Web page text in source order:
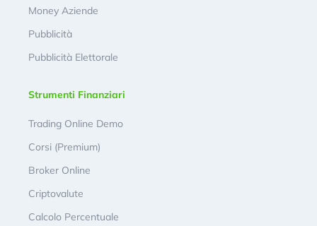
Money Aziende
Pubblicità
Pubblicità Elettorale
Strumenti Finanziari
Trading Online Demo
Corsi (Premium)
Broker Online
Criptovalute
Calcolo Percentuale